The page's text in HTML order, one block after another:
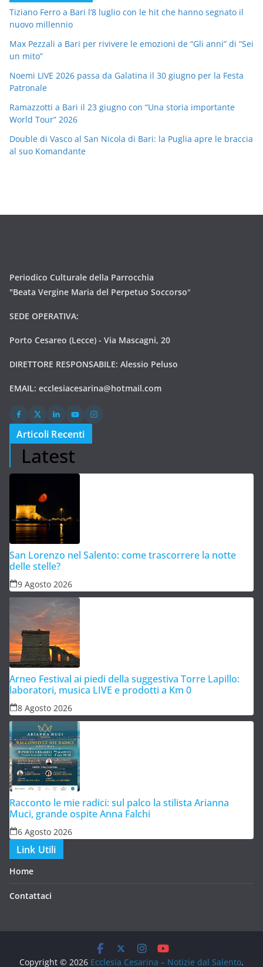
Tiziano Ferro a Bari l’8 luglio con le hit che hanno segnato il
nuovo millennio
Max Pezzali a Bari per rivivere le emozioni de “Gli anni” di “Sei
un mito”
Noemi LIVE 2026 passa da Galatina il 30 giugno per la Festa
Patronale
Ramazzotti a Bari il 23 giugno con “Una storia importante
World Tour” 2026
Double di Vasco al San Nicola di Bari: la Puglia apre le braccia
al suo Komandante
Periodico Culturale della Parrocchia
"Beata Vergine Maria del Perpetuo Soccorso"
SEDE OPERATIVA:
Porto Cesareo (Lecce) - Via Mascagni, 20
DIRETTORE RESPONSABILE: Alessio Peluso
EMAIL: ecclesiacesarina@hotmail.com
Articoli Recenti
Latest
San Lorenzo nel Salento: come trascorrere la notte
delle stelle?
9 Agosto 2026
Arneo Festival ai piedi della suggestiva Torre Lapillo:
laboratori, musica LIVE e prodotti a Km 0
8 Agosto 2026
Racconto le mie radici: sul palco la stilista Arianna
Muci, grande ospite Anna Falchi
6 Agosto 2026
Link Utili
Home
Contattaci
Copyright © 2026 Ecclesia Cesarina – Notizie dal Salento.